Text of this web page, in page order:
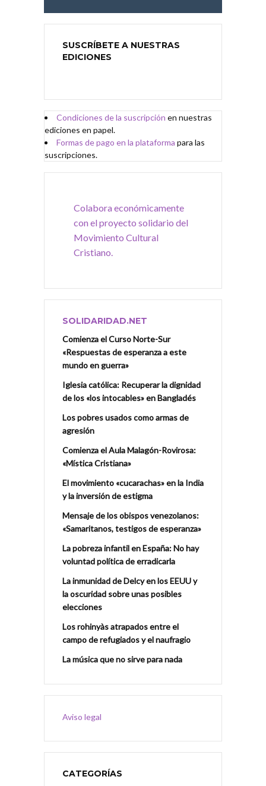
SUSCRÍBETE A NUESTRAS
EDICIONES
Condiciones dela suscripción en nuestras
ediciones en papel.
Formas de pago en la plataforma para las
suscripciones.
Colabora económicamente
con el proyecto solidario del
Movimiento Cultural
Cristiano.
SOLIDARIDAD.NET
Comienza el Curso Norte-Sur
«Respuestas de esperanza a este
mundo en guerra»
Iglesia católica: Recuperar la dignidad
de los «los intocables» en Bangladés
Los pobres usados como armas de
agresión
Comienza el Aula Malagón-Rovirosa:
«Mística Cristiana»
El movimiento «cucarachas» en la India
y la inversión de estigma
Mensaje de los obispos venezolanos:
«Samaritanos, testigos de esperanza»
La pobreza infantil en España: No hay
voluntad política de erradicarla
La inmunidad de Delcy en los EEUU y
la oscuridad sobre unas posibles
elecciones
Los rohinyàs atrapados entre el
campo de refugiados y el naufragio
La música que no sirve para nada
Aviso legal
CATEGORÍAS